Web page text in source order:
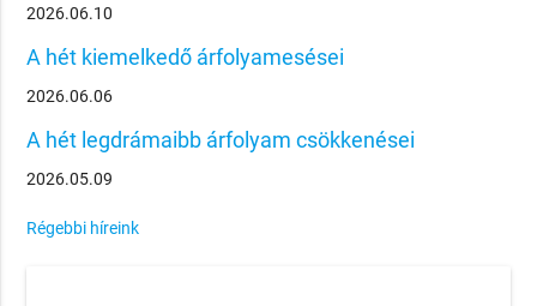
2026.06.10
A hét kiemelkedő árfolyamesései
2026.06.06
A hét legdrámaibb árfolyam csökkenései
2026.05.09
Régebbi híreink